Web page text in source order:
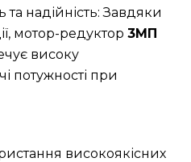
та надійність: Завдяки
мотор-редуктор 3МП
високу
потужності при
високоякісних